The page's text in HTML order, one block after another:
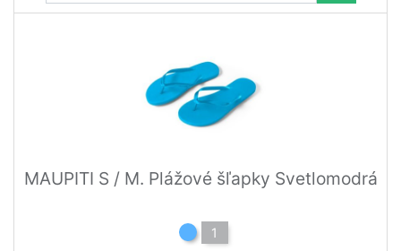
MAUPITI S / M. Plážové šľapky Svetlomodrá
1